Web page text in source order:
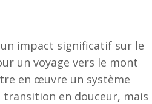
impact significatif sur le
un voyage vers le mont
en œuvre un système
transition en douceur, mais